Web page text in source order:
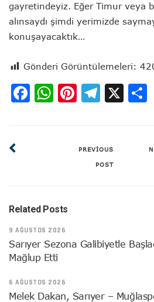
gayretindeyiz. Eğer Timur veya
alınsaydı şimdi yerimizde
konuşayacaktık…
Gönderi Görüntülemeleri:
Facebook
WhatsApp
Pinterest
X
PREVIOUS
POST
Related Posts
9 AĞUSTOS 2026
Sarıyer Sezona Galibiyetle
Mağlup Etti
6 AĞUSTOS 2026
Melek Dakan, Sarıyer –